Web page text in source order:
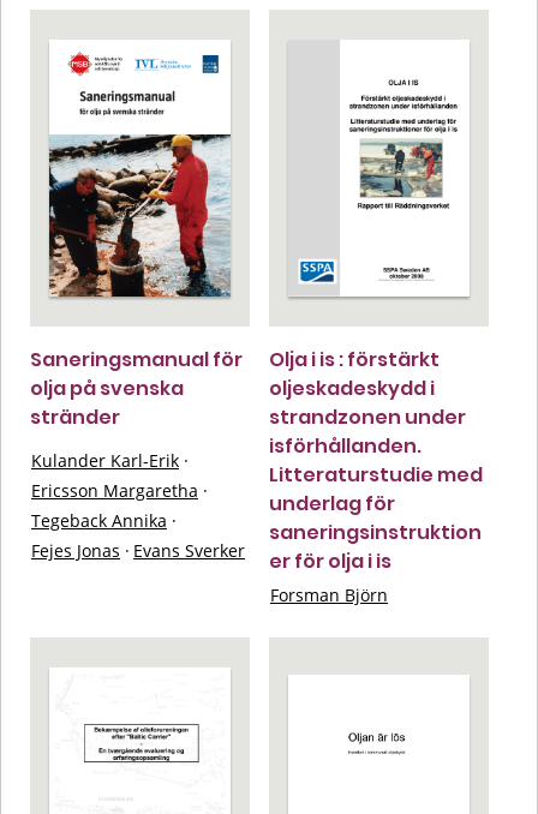
Saneringsmanual för
olja på svenska
stränder
Kulander Karl-Erik ·
Ericsson Margaretha ·
Tegeback Annika ·
Fejes Jonas · Evans Sverker
Olja i is : förstärkt
oljeskadeskydd i
strandzonen under
isförhållanden.
Litteraturstudie med
underlag för
saneringsinstruktion
er för olja i is
Forsman Björn